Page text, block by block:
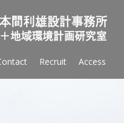
to
Recruit Access